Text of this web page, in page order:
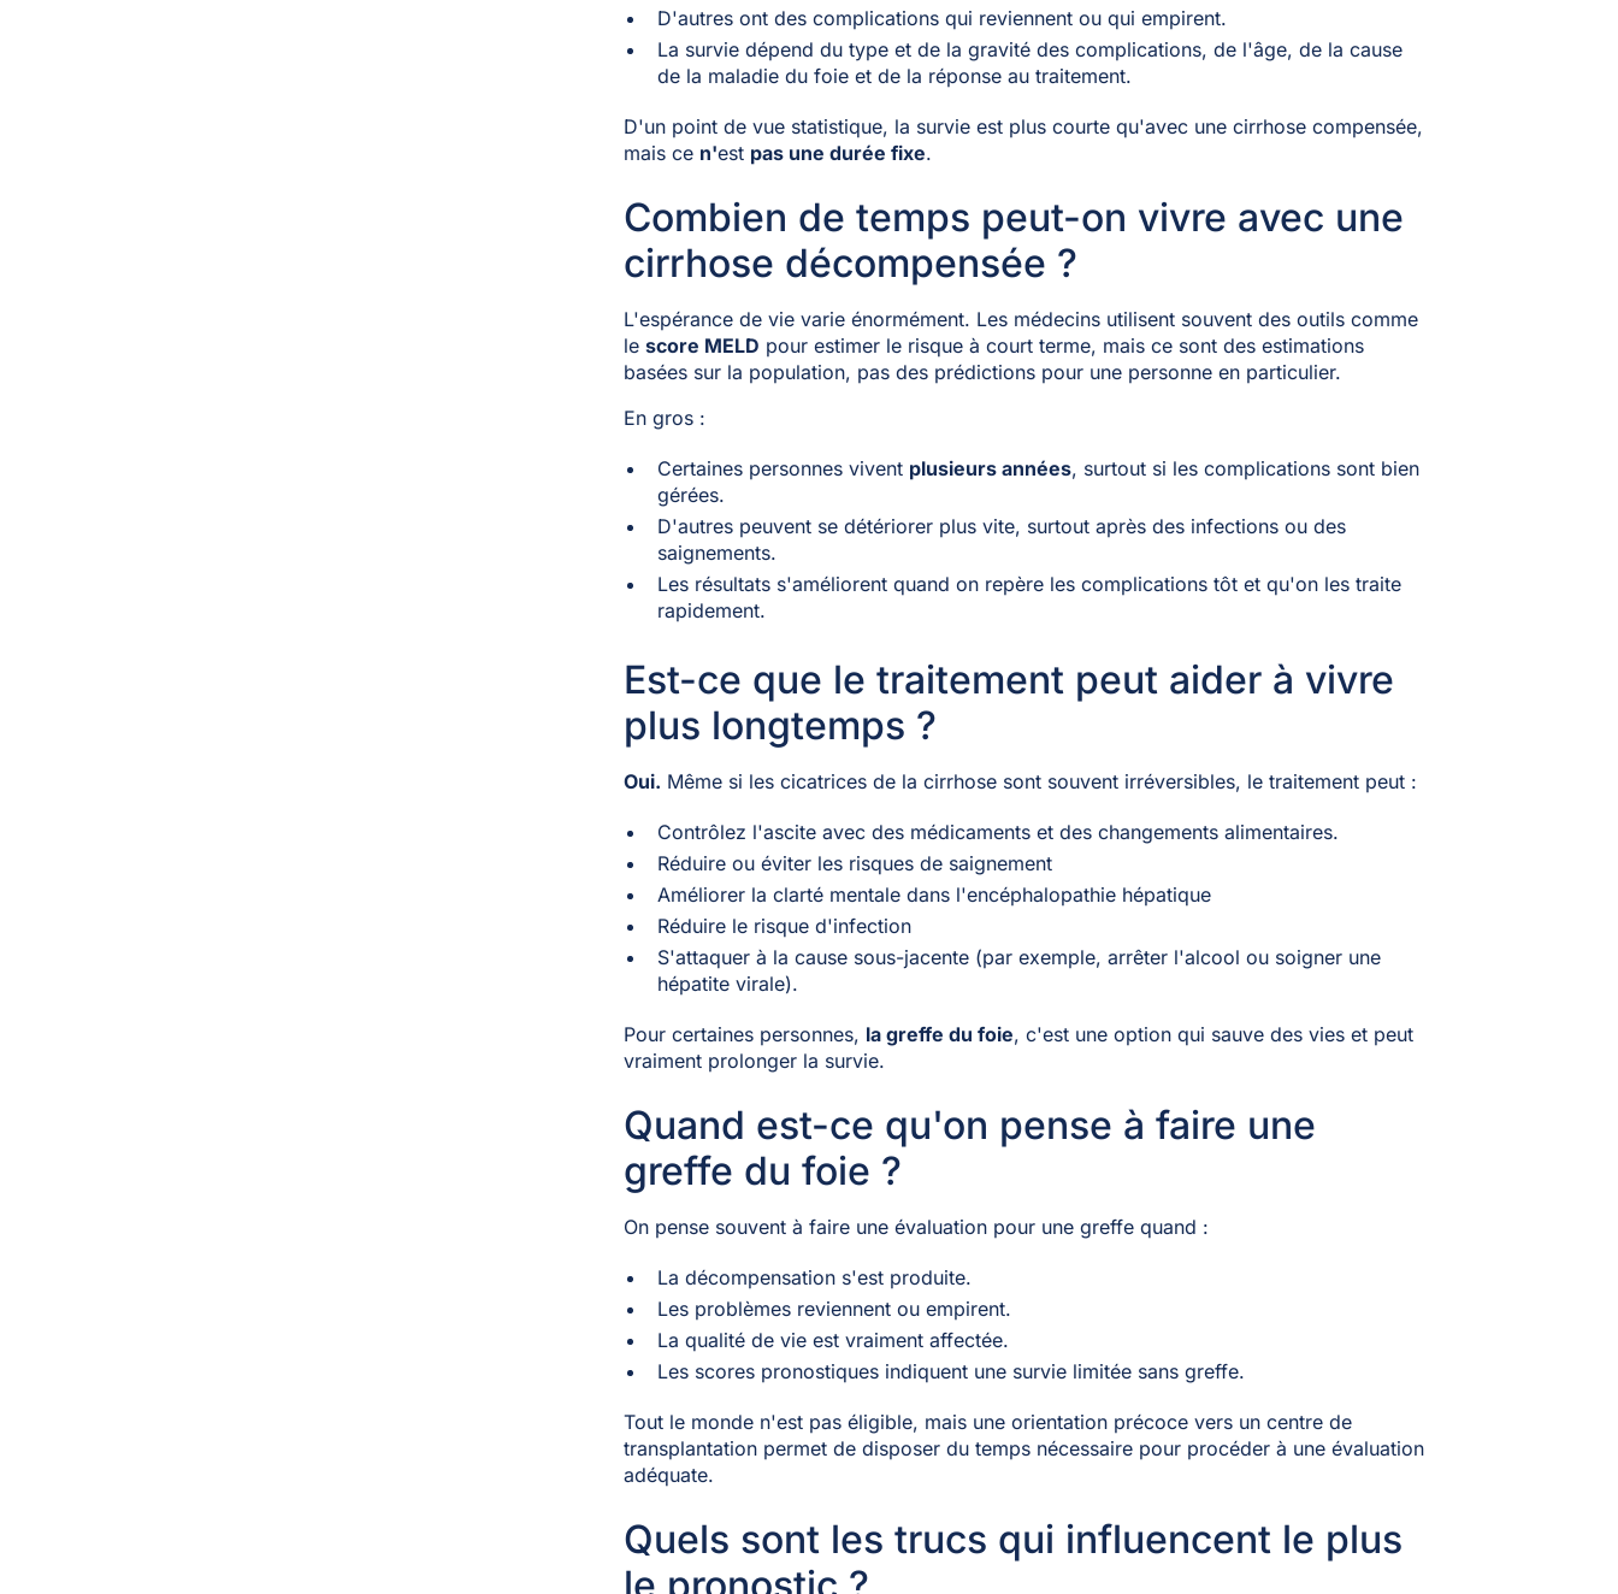
D'autres ont des complications qui reviennent ou qui empirent.
La survie dépend du type et de la gravité des complications, de l'âge, de la cause
de la maladie du foie et de la réponse au traitement.
D'un point de vue statistique, la survie est plus courte qu'avec une cirrhose compensée,
mais ce n'est pas une durée fixe.
Combien de temps peut-on vivre avec une
cirrhose décompensée ?
L'espérance de vie varie énormément. Les médecins utilisent souvent des outils comme
lescore MELD pour estimer le risque à court terme, mais ce sont des estimations
basées sur la population, pas des prédictions pour une personne en particulier.
En gros :
Certaines personnes vivent plusieurs années, surtout si les complications sont bien
gérées.
D'autres peuvent se détériorer plus vite, surtout après des infections ou des
saignements.
Les résultats s'améliorent quand on repère les complications tôt et qu'on les traite
rapidement.
Est-ce que le traitement peut aider à vivre
plus longtemps ?
Oui. Même si les cicatrices de la cirrhose sont souvent irréversibles, le traitement peut :
Contrôlez l'ascite avec des médicaments et des changements alimentaires.
Réduire ou éviter les risques de saignement
Améliorer la clarté mentale dans l'encéphalopathie hépatique
Réduire le risque d'infection
S'attaquer à la cause sous-jacente (par exemple, arrêter l'alcool ou soigner une
hépatite virale).
Pour certaines personnes, la greffe du foie, c'est une option qui sauve des vies et peut
vraiment prolonger la survie.
Quand est-ce qu'on pense à faire une
greffe du foie ?
On pense souvent à faire une évaluation pour une greffe quand :
La décompensation s'est produite.
Les problèmes reviennent ou empirent.
La qualité de vie est vraiment affectée.
Les scores pronostiques indiquent une survie limitée sans greffe.
Tout le monde n'est pas éligible, mais une orientation précoce vers un centre de
transplantation permet de disposer du temps nécessaire pour procéder à une évaluation
adéquate.
Quels sont les trucs qui influencent le plus